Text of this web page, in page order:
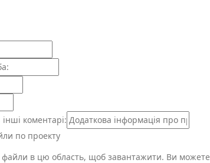
коментарі:
по проекту
файли в цю область, щоб завантажити. Ви